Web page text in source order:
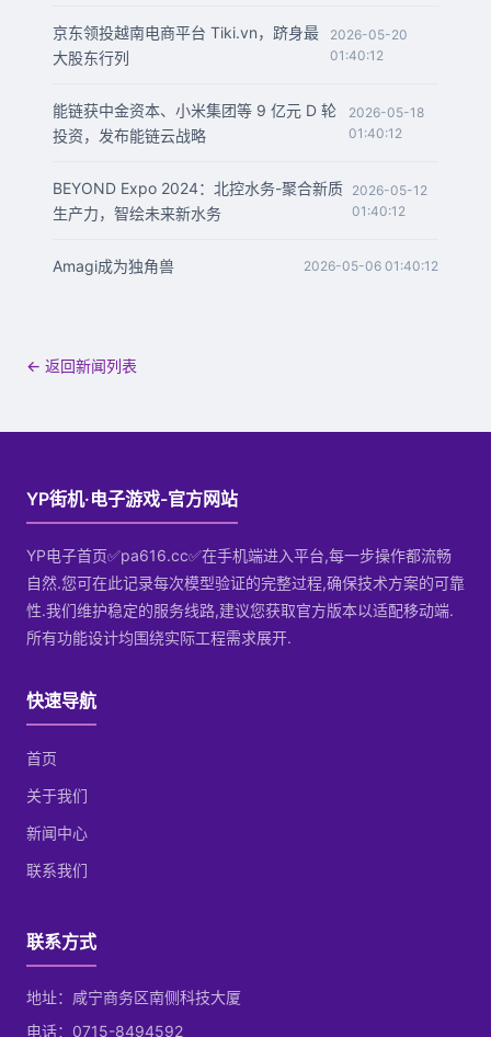
京东领投越南电商平台 Tiki.vn，跻身最
大股东行列
2026-05-20
01:40:12
能链获中金资本、小米集团等 9 亿元 D 轮
投资，发布能链云战略
2026-05-18
01:40:12
BEYOND Expo 2024：北控水务-聚合新质
生产力，智绘未来新水务
2026-05-12
01:40:12
Amagi成为独角兽 2026-05-06 01:40:12
← 返回新闻列表
YP街机·电子游戏-官方网站
YP电子首页✅pa616.cc✅在手机端进入平台,每一步操作都流畅
自然.您可在此记录每次模型验证的完整过程,确保技术方案的可靠
性.我们维护稳定的服务线路,建议您获取官方版本以适配移动端.
所有功能设计均围绕实际工程需求展开.
快速导航
首页
关于我们
新闻中心
联系我们
联系方式
地址：咸宁商务区南侧科技大厦
电话：0715-8494592